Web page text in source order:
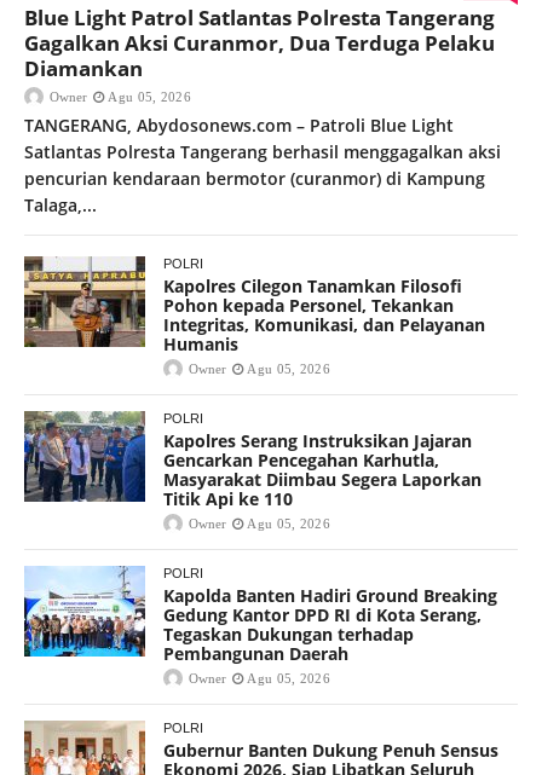
Blue Light Patrol Satlantas Polresta Tangerang
Gagalkan Aksi Curanmor, Dua Terduga Pelaku
Diamankan
Owner Agu 05, 2026
TANGERANG, Abydosonews.com – Patroli Blue Light
Satlantas Polresta Tangerang berhasil menggagalkan aksi
pencurian kendaraan bermotor (curanmor) di Kampung
Talaga,...
POLRI
Kapolres Cilegon Tanamkan Filosofi
Pohon kepada Personel, Tekankan
Integritas, Komunikasi, dan Pelayanan
Humanis
Owner Agu 05, 2026
POLRI
Kapolres Serang Instruksikan Jajaran
Gencarkan Pencegahan Karhutla,
Masyarakat Diimbau Segera Laporkan
Titik Api ke 110
Owner Agu 05, 2026
POLRI
Kapolda Banten Hadiri Ground Breaking
Gedung Kantor DPD RI di Kota Serang,
Tegaskan Dukungan terhadap
Pembangunan Daerah
Owner Agu 05, 2026
POLRI
Gubernur Banten Dukung Penuh Sensus
Ekonomi 2026, Siap Libatkan Seluruh